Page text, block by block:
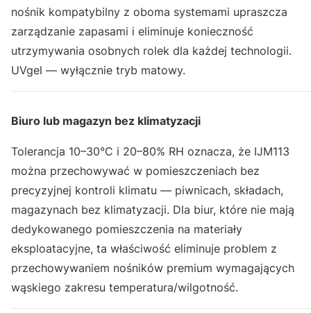
nośnik kompatybilny z oboma systemami upraszcza
zarządzanie zapasami i eliminuje konieczność
utrzymywania osobnych rolek dla każdej technologii.
UVgel — wyłącznie tryb matowy.
Biuro lub magazyn bez klimatyzacji
Tolerancja 10–30°C i 20–80% RH oznacza, że IJM113
można przechowywać w pomieszczeniach bez
precyzyjnej kontroli klimatu — piwnicach, składach,
magazynach bez klimatyzacji. Dla biur, które nie mają
dedykowanego pomieszczenia na materiały
eksploatacyjne, ta właściwość eliminuje problem z
przechowywaniem nośników premium wymagających
wąskiego zakresu temperatura/wilgotność.